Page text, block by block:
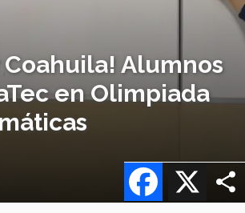
Coahuila! Alumnos
en Olimpiada
X
Facebook